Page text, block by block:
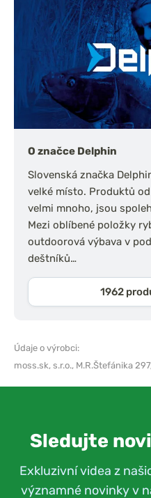
O značce Delphin
Slovenská značka
velké místo. Produktů
velmi mnoho, jsou
Mezi oblíbené položky
outdoorová výbava v
deštníků…
1962
Údaje o výrobci:
moss.sk, s.r.o., M.R.Štefánika
Sledujte
Exkluzivní videa z
významné novinky v